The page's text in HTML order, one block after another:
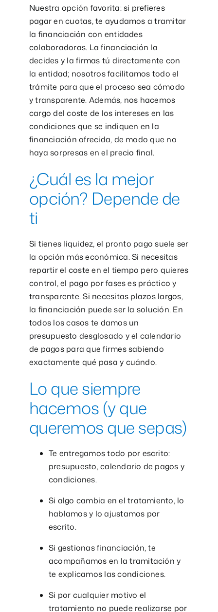
Nuestra opción favorita: si prefieres
pagar en cuotas, te ayudamos a tramitar
la financiación con entidades
colaboradoras. La financiación la
decides y la firmas tú directamente con
la entidad; nosotros facilitamos todo el
trámite para que el proceso sea cómodo
y transparente. Además, nos hacemos
cargo del coste de los intereses en las
condiciones que se indiquen en la
financiación ofrecida, de modo que no
haya sorpresas en el precio final.
¿Cuál es la mejor
opción? Depende de
ti
Si tienes liquidez, el pronto pago suele ser
la opción más económica. Si necesitas
repartir el coste en el tiempo pero quieres
control, el pago por fases es práctico y
transparente. Si necesitas plazos largos,
la financiación puede ser la solución. En
todos los casos te damos un
presupuesto desglosado y el calendario
de pagos para que firmes sabiendo
exactamente qué pasa y cuándo.
Lo que siempre
hacemos (y que
queremos que sepas)
Te entregamos todo por escrito:
presupuesto, calendario de pagos y
condiciones.
Si algo cambia en el tratamiento, lo
hablamos y lo ajustamos por
escrito.
Si gestionas financiación, te
acompañamos en la tramitación y
te explicamos las condiciones.
Si por cualquier motivo el
tratamiento no puede realizarse por